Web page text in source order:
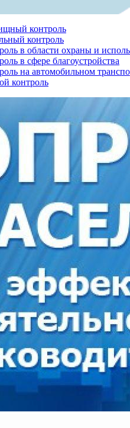
контроль
контроль
в области охраны и
в сфере благоустройства
на автомобильном
контроль